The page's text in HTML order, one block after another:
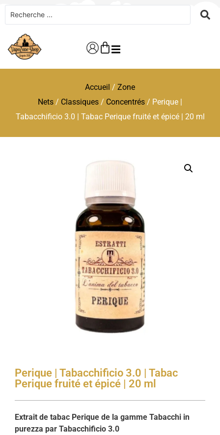
Accueil / Zone
Nets / Classiques / Concentrés / Perique |
Tabacchificio 3.0 | Tabac Perique fruité et épicé | 20 ml
Perique | Tabacchificio 3.0 | Tabac
Perique fruité et épicé | 20 ml
Extrait de tabac Perique de la gamme Tabacchi in
purezza par Tabacchificio 3.0